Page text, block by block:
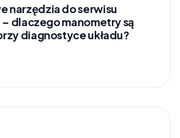
narzędzia do serwisu
dlaczego manometry są
diagnostyce układu?